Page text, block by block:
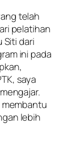
telah
pelatihan
Siti dari
ini pada
saya
lebih